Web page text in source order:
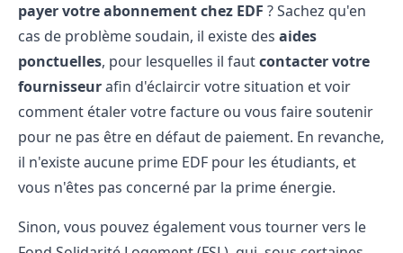
payer votre abonnement chez EDF ? Sachez qu'en
cas de problème soudain, il existe des aides
ponctuelles, pour lesquelles il fautcontacter votre
fournisseurafin d'éclaircir votre situation et voir
comment étaler votre facture ou vous faire soutenir
pour ne pas être en défaut de paiement. En revanche,
il n'existe aucune prime EDF pour les étudiants, et
vous n'êtes pas concerné par la prime énergie.
Sinon, vous pouvez également vous tourner vers le